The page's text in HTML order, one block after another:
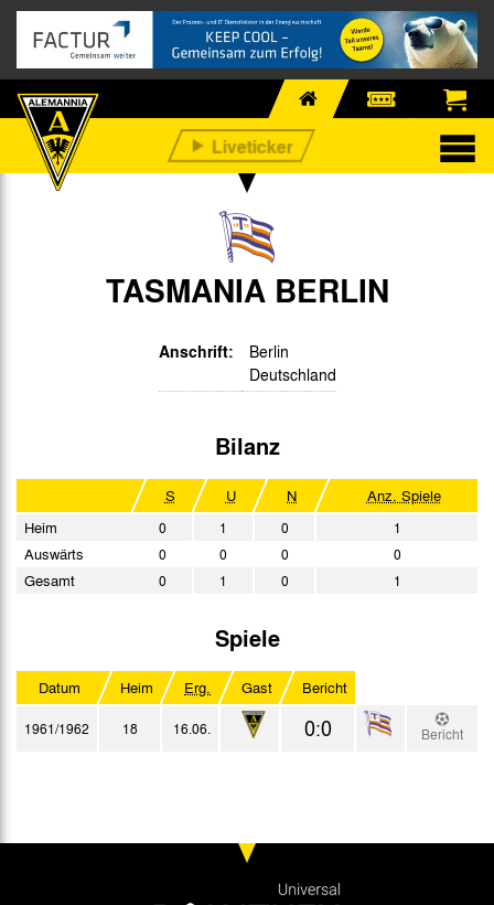
TASMANIA BERLIN
Anschrift:
Berlin
Deutschland
Bilanz
S U N
Anz. Spiele
Heim
0 1 0 1
Auswärts 0 0 0 0
Gesamt 0 1 0 1
Spiele
Datum Heim Erg. Gast Bericht
1961/1962 18 16.06. 0:0 Bericht